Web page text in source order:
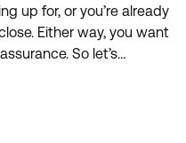
up for, or you’re already
Either way, you want
So let’s…